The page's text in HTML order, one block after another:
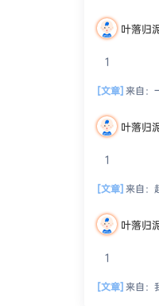
叶落归
1
[文章]来自： 一
叶落归
1
[文章]来自：
叶落归
1
[文章]来自：